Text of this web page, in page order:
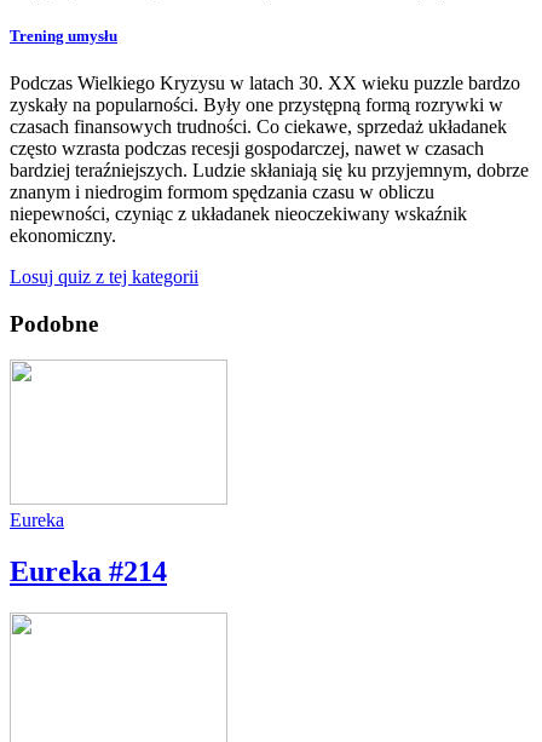
Trening umysłu
Podczas Wielkiego Kryzysu w latach 30. XX wieku puzzle bardzo
zyskały na popularności. Były one przystępną formą rozrywki w
czasach finansowych trudności. Co ciekawe, sprzedaż układanek
często wzrasta podczas recesji gospodarczej, nawet w czasach
bardziej teraźniejszych. Ludzie skłaniają się ku przyjemnym, dobrze
znanym i niedrogim formom spędzania czasu w obliczu
niepewności, czyniąc z układanek nieoczekiwany wskaźnik
ekonomiczny.
Losuj quiz z tej kategorii
Podobne
Eureka
Eureka #214